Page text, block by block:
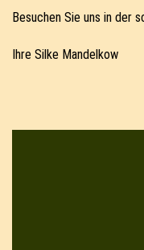
Besuchen Sie uns in der
Ihre Silke Mandelkow